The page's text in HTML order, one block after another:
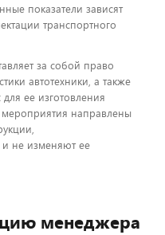
показатели зависят
транспортного
за собой право
автотехники, а также
ее изготовления
направлены
и не изменяют ее
менеджера